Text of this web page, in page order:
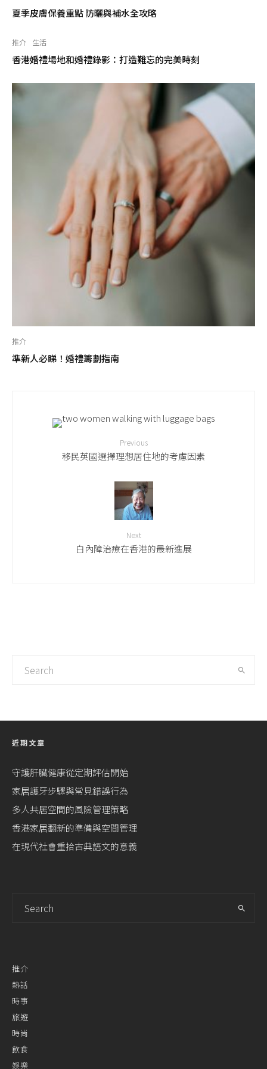
夏季皮膚保養重點 防曬與補水全攻略
推介 生活
香港婚禮場地和婚禮錄影：打造難忘的完美時刻
推介
準新人必睇！婚禮籌劃指南
Previous
移民英國選擇理想居住地的考慮因素
Next
白內障治療在香港的最新進展
近期文章
守護肝臟健康從定期評估開始
家居護牙步驟與常見錯誤行為
多人共居空間的風險管理策略
香港家居翻新的準備與空間管理
在現代社會重拾古典語文的意義
推介
熱話
時事
旅遊
時尚
飲食
娛樂